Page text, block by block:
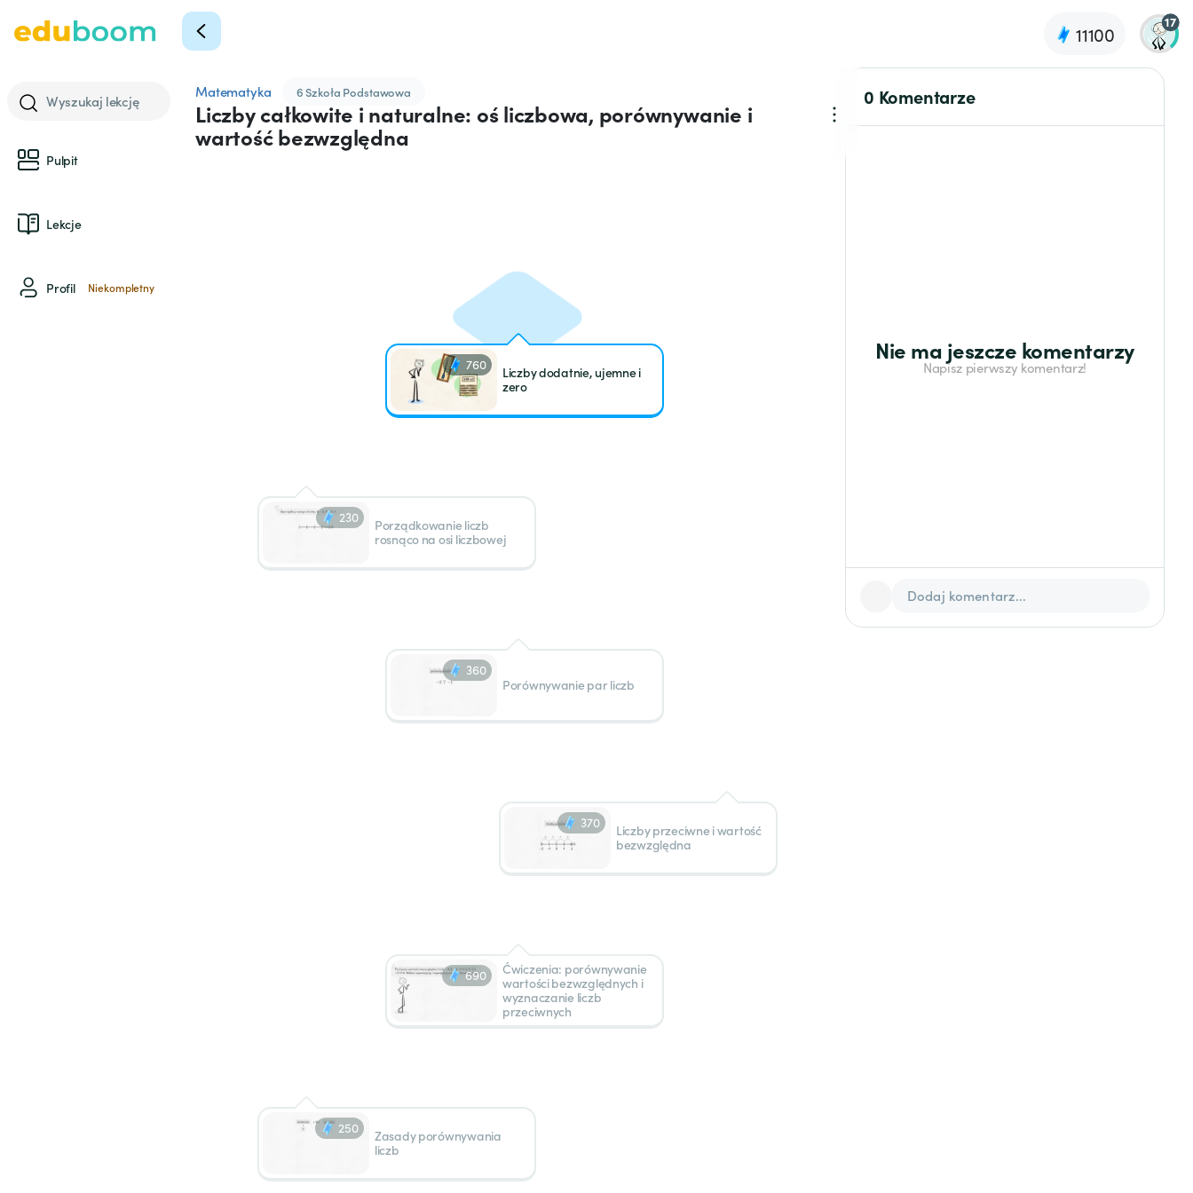
11100
17
Wyszukaj lekcję
Pulpit
Lekcje
Profil Niekompletny
Matematyka 6 Szkoła Podstawowa
Liczby całkowite i naturalne: oś liczbowa, porównywanie i
wartość bezwzględna
760
Liczby dodatnie, ujemne i
zero
230
Porządkowanie liczb
rosnąco na osi liczbowej
360
Porównywanie par liczb
370
Liczby przeciwne i wartość
bezwzględna
690
Ćwiczenia: porównywanie
wartości bezwzględnych i
wyznaczanie liczb
przeciwnych
250
Zasady porównywania
liczb
0 Komentarze
Nie ma jeszcze komentarzy
Napisz pierwszy komentarz!